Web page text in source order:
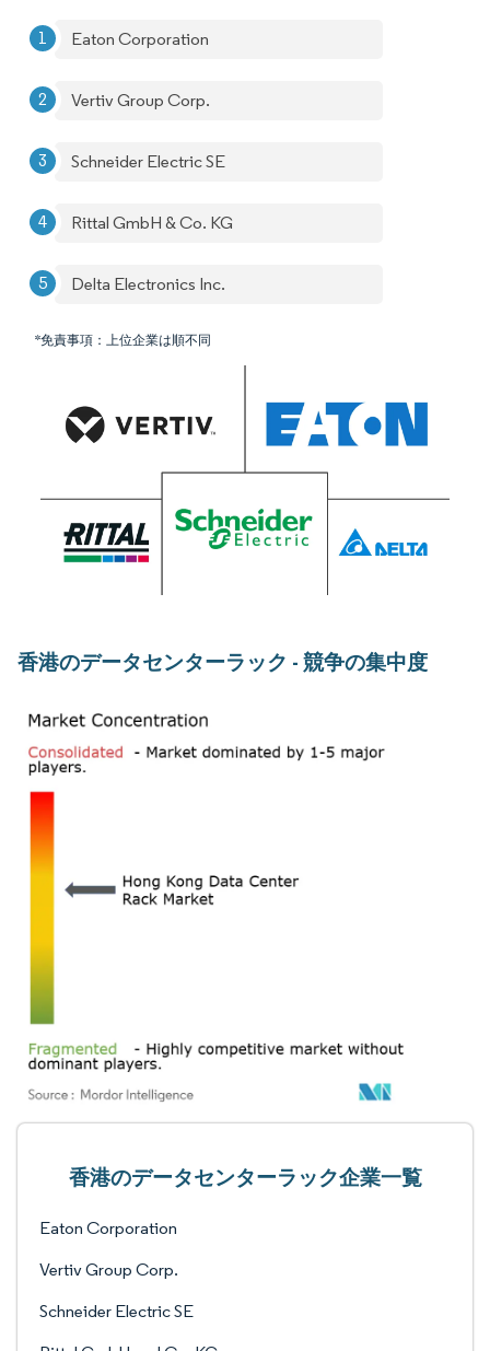
Eaton Corporation
Vertiv Group Corp.
Schneider Electric SE
Rittal GmbH & Co. KG
Delta Electronics Inc.
*免責事項：上位企業は順不同
香港のデータセンターラック - 競争の集中度
香港のデータセンターラック企業一覧
Eaton Corporation
Vertiv Group Corp.
Schneider Electric SE